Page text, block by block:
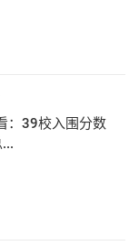
：39校入围分数